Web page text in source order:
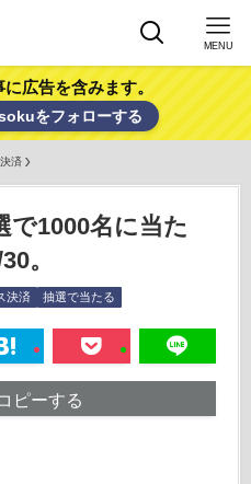
MENU
広告を含みます。
をフォローする
済
で1000名に当た
。
決済 抽選で当たる
ピーする